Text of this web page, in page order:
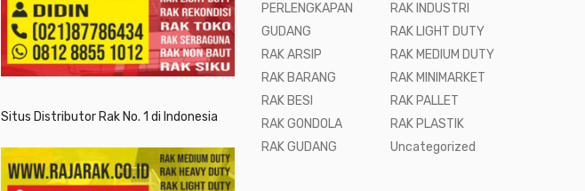
Situs Distributor Rak No. 1 di Indonesia
PERLENGKAPAN
GUDANG
RAK ARSIP
RAK BARANG
RAK BESI
RAK GONDOLA
RAK GUDANG
RAK INDUSTRI
RAK LIGHT DUTY
RAK MEDIUM DUTY
RAK MINIMARKET
RAK PALLET
RAK PLASTIK
Uncategorized